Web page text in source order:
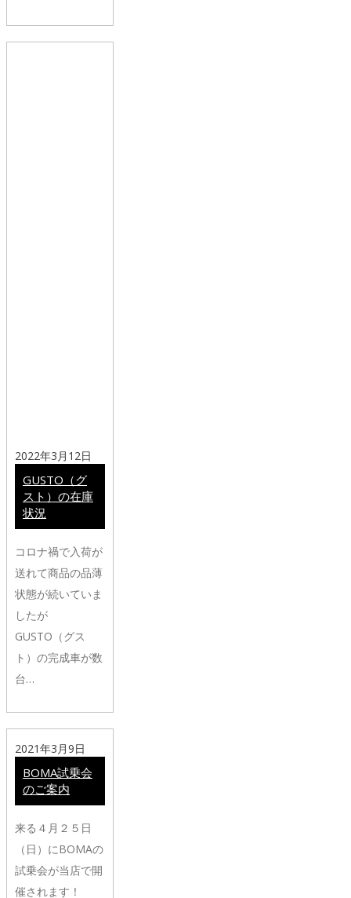
2022年3月12日
GUSTO（グ
スト）の在庫
状況
コロナ禍で入荷が
送れて商品の品薄
状態が続いていま
したが
GUSTO（グス
ト）の完成車が数
台…
2021年3月9日
BOMA試乗会
のご案内
来る４月２５日
（日）にBOMAの
試乗会が当店で開
催されます！